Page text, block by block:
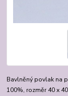
Bavlněný povlak na
100%, rozměr 40 x